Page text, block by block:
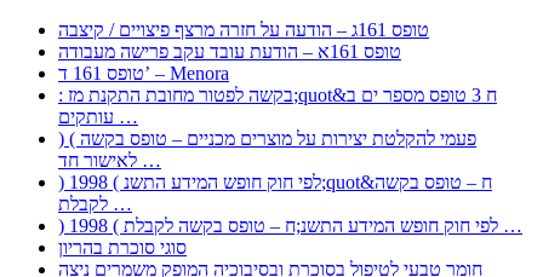
טופס 161ג – הודעה על חזרה מרצף פיצויים / קיצבה
טופס 161א – הודעת עובד עקב פרישה מעבודה
טופס 161 ד’ – Menora
: בקשה לפטור מחובת התקנת מז;quot&ח 3 טופס מספר ים ב
עותקים …
) ( פעמי להקלטת יצירות על מוצרים מכניים – טופס בקשה
לאישור חד …
) 1998 ( לפי חוק חופש המידע התשנ;quot&ח – טופס בקשה
לקבלת …
) 1998 ( לפי חוק חופש המידע התשנ;ח – טופס בקשה לקבלת …
סוגי סוכרת בהריון
חומר טבעי לטיפול בסוכרת ובסיבוכיה המופק משמרים ניצה